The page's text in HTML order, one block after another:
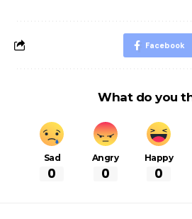
Facebook
What do you
Sad
0
Angry
0
Happy
0